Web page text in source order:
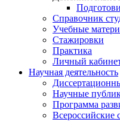
Справочник
Учебные
Стажировки
Практика
Личный
Научная деятельность
Научные
Программа
Всероссийские